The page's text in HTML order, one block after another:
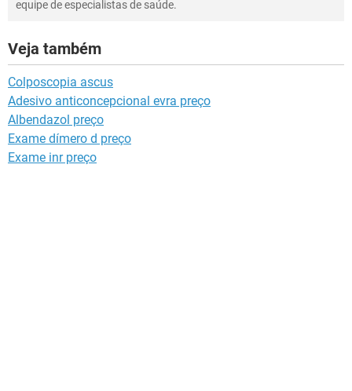
equipe de especialistas de saúde.
Veja também
Colposcopia ascus
Adesivo anticoncepcional evra preço
Albendazol preço
Exame dímero d preço
Exame inr preço